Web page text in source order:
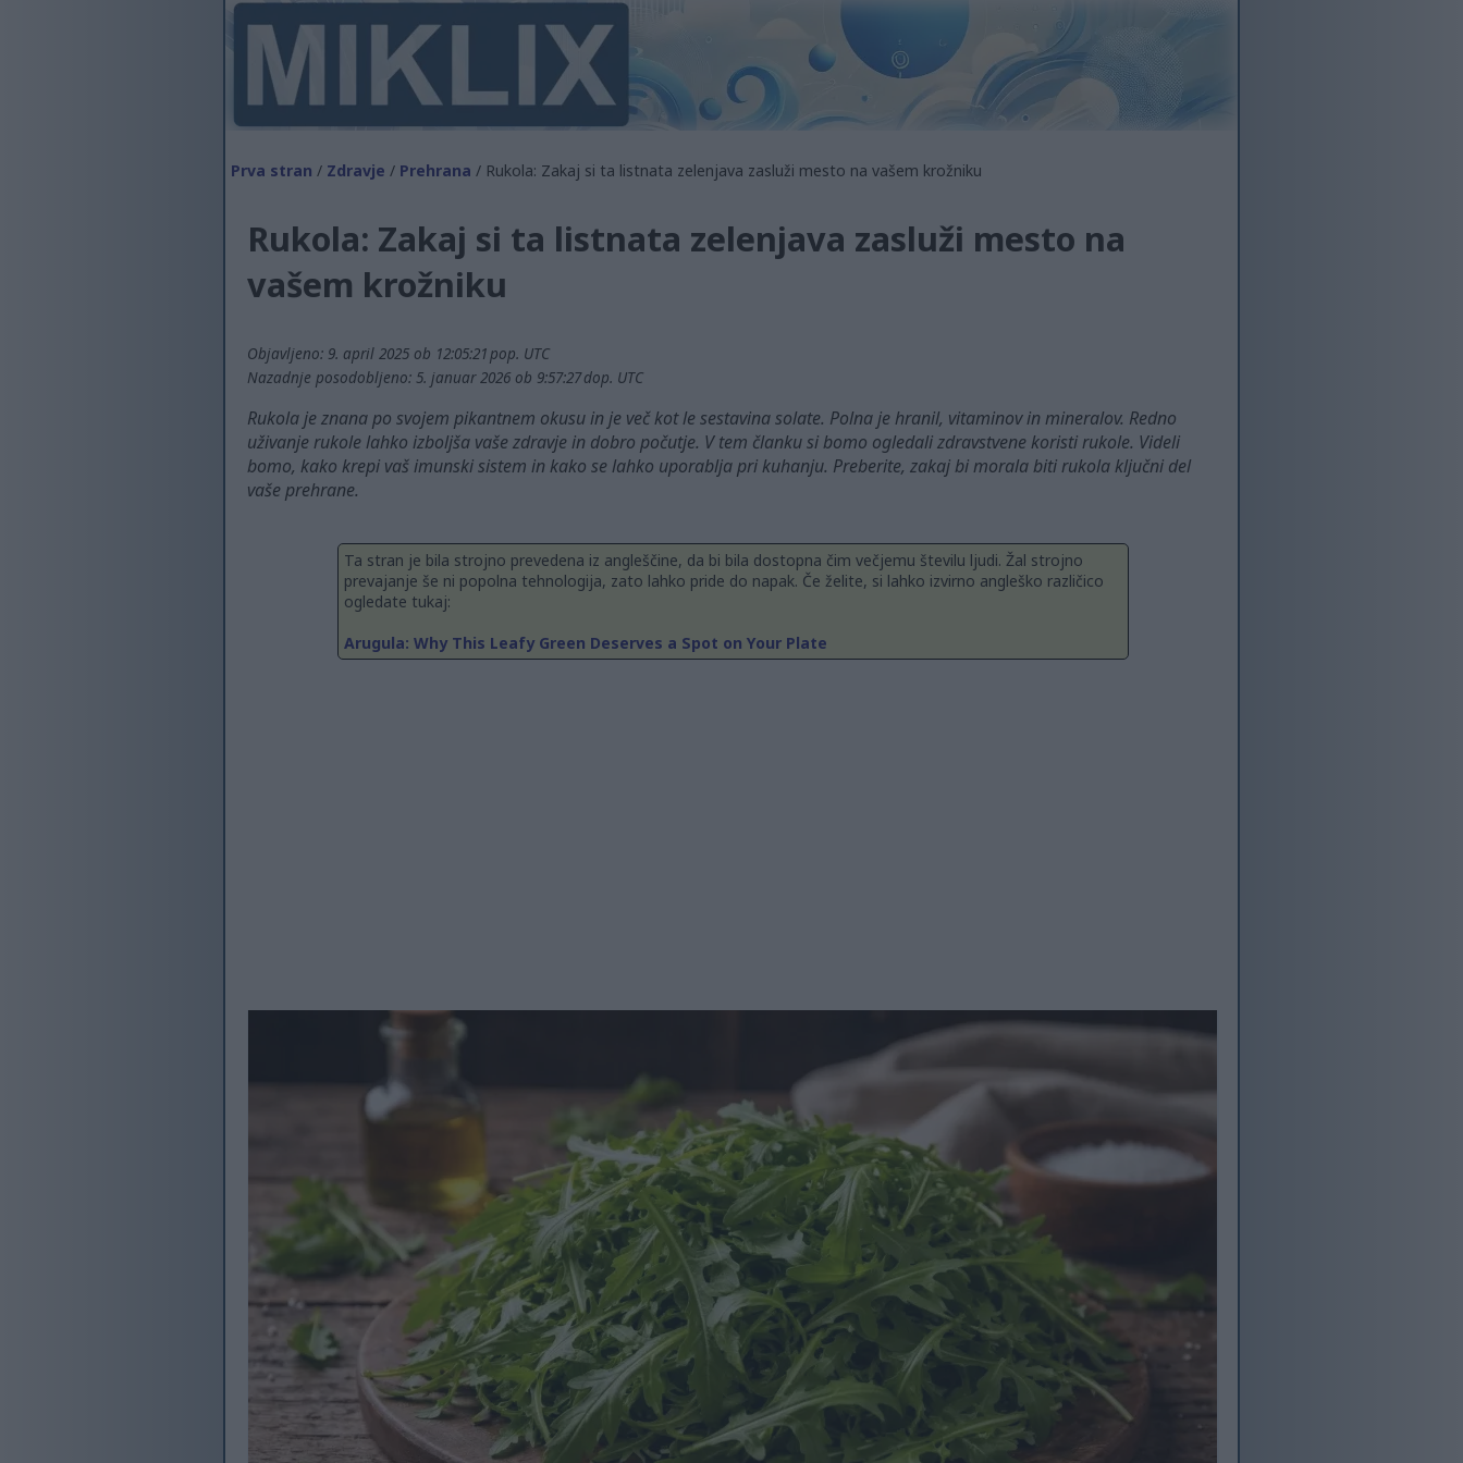
Prva stran / Zdravje / Prehrana / Rukola: Zakaj si ta listnata zelenjava zasluži mesto na vašem krožniku
Rukola: Zakaj si ta listnata zelenjava zasluži mesto na
vašem krožniku
Objavljeno: 9. april 2025 ob 12:05:21 pop. UTC
Nazadnje posodobljeno: 5. januar 2026 ob 9:57:27 dop. UTC
Rukola je znana po svojem pikantnem okusu in je več kot le sestavina solate. Polna je hranil, vitaminov in mineralov. Redno
uživanje rukole lahko izboljša vaše zdravje in dobro počutje. V tem članku si bomo ogledali zdravstvene koristi rukole. Videli
bomo, kako krepi vaš imunski sistem in kako se lahko uporablja pri kuhanju. Preberite, zakaj bi morala biti rukola ključni del
vaše prehrane.
Ta stran je bila strojno prevedena iz angleščine, da bi bila dostopna čim večjemu številu ljudi. Žal strojno
prevajanje še ni popolna tehnologija, zato lahko pride do napak. Če želite, si lahko izvirno angleško različico
ogledate tukaj:
Arugula: Why This Leafy Green Deserves a Spot on Your Plate